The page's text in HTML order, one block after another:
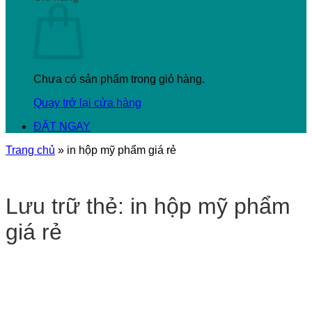
Chưa có sản phẩm trong giỏ hàng.
Quay trở lại cửa hàng
ĐẶT NGAY
Trang chủ » in hộp mỹ phẩm giá rẻ
Lưu trữ thẻ: in hộp mỹ phẩm
giá rẻ